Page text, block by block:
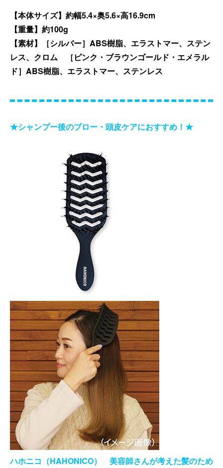
【本体サイズ】約幅5.4×奥5.6×高16.9cm
【重量】約100g
【素材】［シルバー］ABS樹脂、エラストマー、ステン
レス、クロム ［ピンク・ブラウンゴールド・エメラル
ド］ABS樹脂、エラストマー、ステンレス
★シャンプー後のブロー・頭皮ケアにおすすめ！★
ハホニコ（HAHONICO） 美容師さんが考えた髪のため